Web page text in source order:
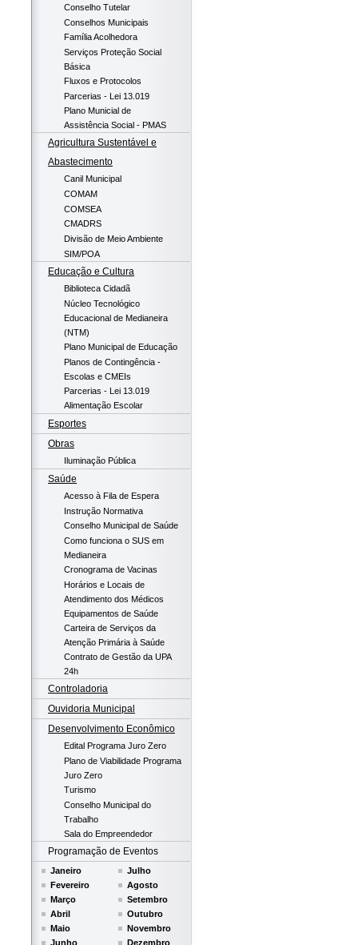
Conselho Tutelar
Conselhos Municipais
Família Acolhedora
Serviços Proteção Social
Básica
Fluxos e Protocolos
Parcerias - Lei 13.019
Plano Municial de
Assistência Social - PMAS
Agricultura Sustentável e
Abastecimento
Canil Municipal
COMAM
COMSEA
CMADRS
Divisão de Meio Ambiente
SIM/POA
Educação e Cultura
Biblioteca Cidadã
Núcleo Tecnológico
Educacional de Medianeira
(NTM)
Plano Municipal de Educação
Planos de Contingência -
Escolas e CMEIs
Parcerias - Lei 13.019
Alimentação Escolar
Esportes
Obras
Iluminação Pública
Saúde
Acesso à Fila de Espera
Instrução Normativa
Conselho Municipal de Saúde
Como funciona o SUS em
Medianeira
Cronograma de Vacinas
Horários e Locais de
Atendimento dos Médicos
Equipamentos de Saúde
Carteira de Serviços da
Atenção Primária à Saúde
Contrato de Gestão da UPA
24h
Controladoria
Ouvidoria Municipal
Desenvolvimento Econômico
Edital Programa Juro Zero
Plano de Viabilidade Programa
Juro Zero
Turismo
Conselho Municipal do
Trabalho
Sala do Empreendedor
Programação de Eventos
Janeiro
Fevereiro
Março
Abril
Maio
Junho
Julho
Agosto
Setembro
Outubro
Novembro
Dezembro